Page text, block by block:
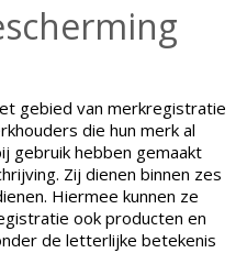
gebied van merkregistratie
die hun merk al
gebruik hebben gemaakt
Zij dienen binnen zes
Hiermee kunnen ze
ook producten en
de letterlijke betekenis